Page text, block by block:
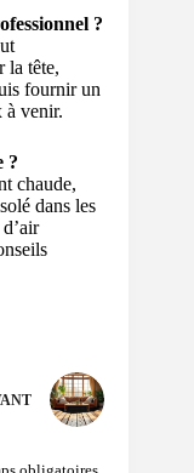
?
la tête,
fournir un
à venir.
?
chaude,
dans les